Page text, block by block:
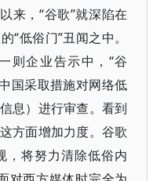
来，“谷歌”就深陷在
“低俗门”丑闻之中。
则企业告示中，“谷
国采取措施对网络低
息）进行审查。看到
方面增加力度。谷歌
，将努力清除低俗内